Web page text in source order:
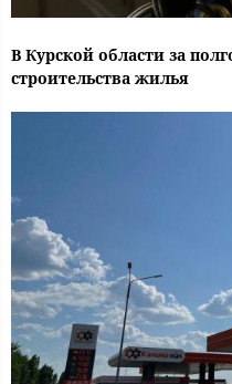
В Курской области за
строительства жилья